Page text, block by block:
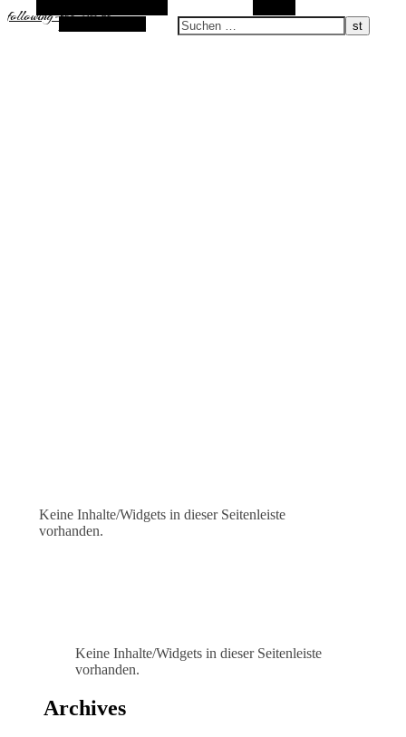
following-the-sun.de
Zufallsauswahl
Keine Inhalte/Widgets in dieser Seitenleiste
vorhanden.
Keine Inhalte/Widgets in dieser Seitenleiste
vorhanden.
Archives